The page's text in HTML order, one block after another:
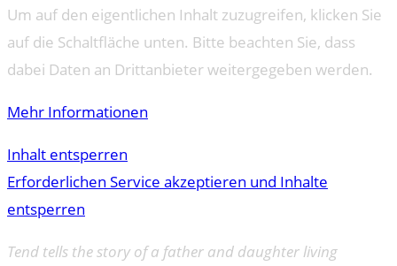
Um auf den eigentlichen Inhalt zuzugreifen, klicken Sie
auf die Schaltfläche unten. Bitte beachten Sie, dass
dabei Daten an Drittanbieter weitergegeben werden.
Mehr Informationen
Inhalt entsperren
Erforderlichen Service akzeptieren und Inhalte
entsperren
Tend tells the story of a father and daughter living